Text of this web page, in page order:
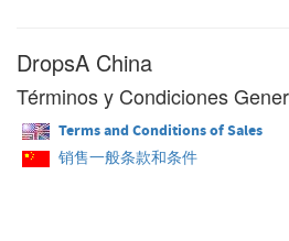
DropsA China
Términos y Condiciones
Terms and Conditions of Sales
销售一般条款和条件